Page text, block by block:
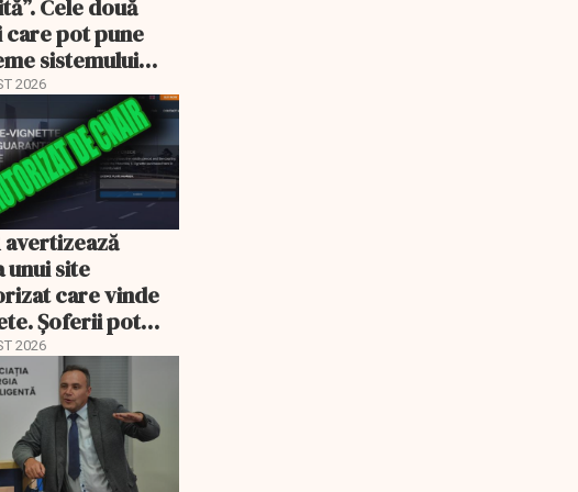
Cele două
care pot pune
sistemului
2026
avertizează
unui site
care vinde
Șoferii pot
186% mai mult
2026